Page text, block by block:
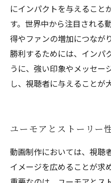
にインパクトを与えること
す。世界中から注目される
得やファンの増加につなが
勝利するためには、インパ
うに、強い印象やメッセー
し、視聴者に与えることが
ユーモアとストーリー
動画制作においては、視聴
イメージを広めることが求